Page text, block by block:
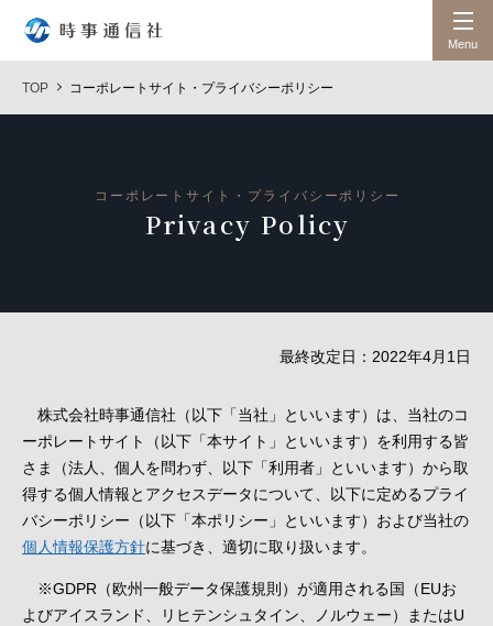
Menu
TOP コーポレートサイト・プライバシーポリシー
コーポレートサイト・プライバシーポリシー
Privacy Policy
最終改定日：2022年4月1日
株式会社時事通信社（以下「当社」といいます）は、当社のコ
ーポレートサイト（以下「本サイト」といいます）を利用する皆
さま（法人、個人を問わず、以下「利用者」といいます）から取
得する個人情報とアクセスデータについて、以下に定めるプライ
バシーポリシー（以下「本ポリシー」といいます）および当社の
個人情報保護方針に基づき、適切に取り扱います。
※GDPR（欧州一般データ保護規則）が適用される国（EUお
よびアイスランド、リヒテンシュタイン、ノルウェー）またはU